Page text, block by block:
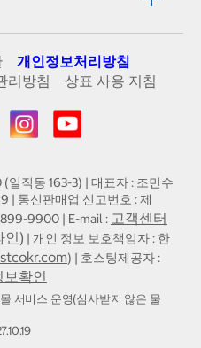
개인정보처리방침
리방침
상표 사용 지침
일직동 163-3) | 대표자 : 조민수
| 통신판매업 신고번호 : 제
9900 | E-mail : 고객센터
인) | 개인 정보 보호책임자 : 한
) | 호스팅제공자 :
보확인
서비스 운영(심사받지 않은 물